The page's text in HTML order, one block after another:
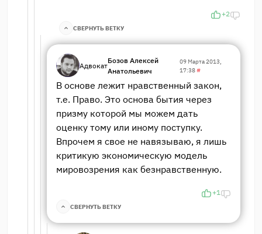
+2
СВЕРНУТЬ ВЕТКУ
Адвокат
Бозов Алексей
Анатольевич
09 Марта 2013,
17:38#
В основе лежит нравственный закон,
т.е. Право. Это основа бытия через
призму которой мы можем дать
оценку тому или иному поступку.
Впрочем я свое не навязываю, я лишь
критикую экономическую модель
мировозрения как безнравственную.
+1
СВЕРНУТЬ ВЕТКУ